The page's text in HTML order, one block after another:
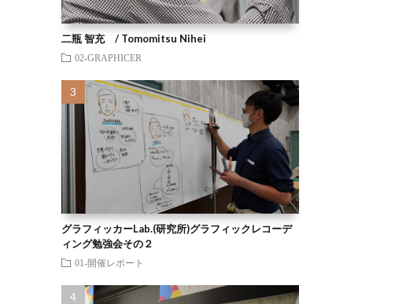
二瓶 智充 / Tomomitsu Nihei
02-GRAPHICER
グラフィッカーLab.(研究所)グラフィックレコーデ
ィング勉強会その２
01-開催レポート